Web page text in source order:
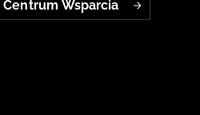
Centrum Wsparcia